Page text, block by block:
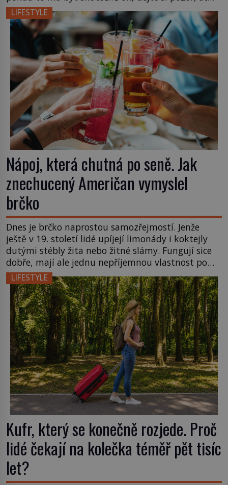
místo klasické americké rye whiskey či klidně
bourbonu nepoužijete skotskou whisku. Co se
stane? Inu, koktejl bude stále skvělý, ale už to
nebude Manhattan ale […]
LIFESTYLE
Nápoj, která chutná po seně. Jak
znechucený Američan vymyslel
brčko
Dnes je brčko naprostou samozřejmostí. Jenže
ještě v 19. století lidé upíjejí limonády i koktejly
dutými stébly žita nebo žitné slámy. Fungují sice
dobře, mají ale jednu nepříjemnou vlastnost po
chvíli se rozmáčejí a nápoji dodávají travnatou
příchuť. Právě tahle drobná nepříjemnost přivede
amerického výrobce cigaretových náustků k
nápadu, který změní způsob pití po celém […]
LIFESTYLE
Kufr, který se konečně rozjede. Proč
lidé čekají na kolečka téměř pět tisíc
let?